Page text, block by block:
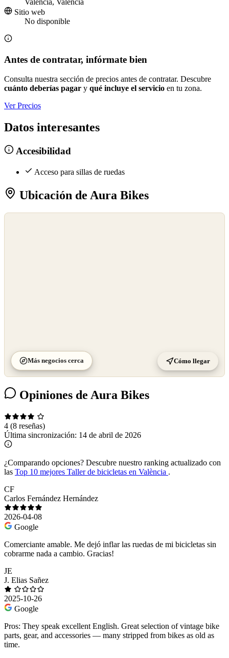
València, Valencia
Sitio web
No disponible
Antes de contratar, infórmate bien
Consulta nuestra sección de precios antes de contratar. Descubre
cuánto deberías pagar y qué incluye el servicio en tu zona.
Ver Precios
Datos interesantes
Accesibilidad
Acceso para sillas de ruedas
Ubicación de Aura Bikes
Más negocios cerca Cómo llegar
Opiniones de Aura Bikes
4 (8 reseñas)
Última sincronización: 14 de abril de 2026
¿Comparando opciones? Descubre nuestro ranking actualizado con
las Top 10 mejores Taller de bicicletas en València .
CF
Carlos Fernández Hernández
2026-04-08
Google
Comerciante amable. Me dejó inflar las ruedas de mi bicicletas sin
cobrarme nada a cambio. Gracias!
JE
J. Elias Sañez
2025-10-26
Google
Pros: They speak excellent English. Great selection of vintage bike
parts, gear, and accessories — many stripped from bikes as old as
time.